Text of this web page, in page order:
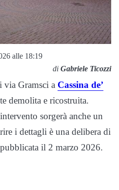
alle 18:19
di Gabriele Ticozzi
via Gramsci a Cassina de’
demolita e ricostruita.
sorgerà anche un
i dettagli è una delibera di
il 2 marzo 2026.